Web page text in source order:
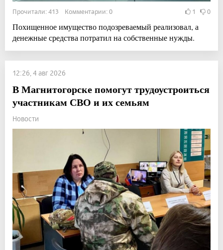
Прочитали: 413 Комментарии: 0 1 0
Похищенное имущество подозреваемый реализовал, а
денежные средства потратил на собственные нужды.
12:26, 4 авг 2026
В Магнитогорске помогут трудоустроиться
участникам СВО и их семьям
Новости